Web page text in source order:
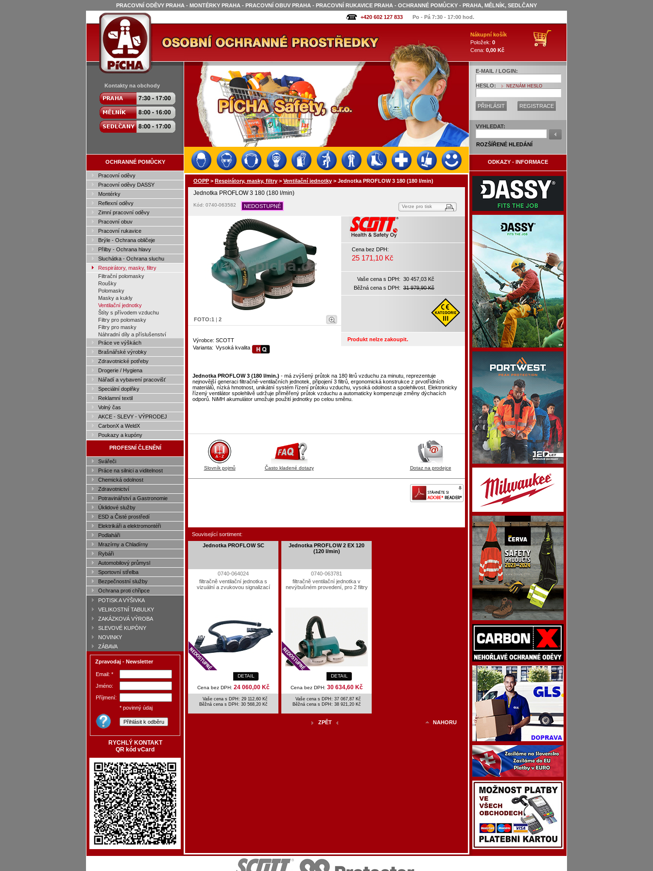
PRACOVNÍ ODĚVY PRAHA - MONTÉRKY PRAHA - PRACOVNÍ OBUV PRAHA - PRACOVNÍ RUKAVICE PRAHA - OCHRANNÉ POMŮCKY - PRAHA, MĚLNÍK, SEDLČANY
+420 602 127 833
Po - Pá 7:30 - 17:00 hod.
Kontakty na obchody
OCHRANNÉ POMŮCKY
Pracovní oděvy
Pracovní oděvy DASSY
Montérky
Reflexní oděvy
Zimní pracovní oděvy
Pracovní obuv
Pracovní rukavice
Brýle - Ochrana obličeje
Přilby - Ochrana hlavy
Sluchátka - Ochrana sluchu
Respirátory, masky, filtry
Filtrační polomasky
Roušky
Polomasky
Masky a kukly
Ventilační jednotky
Štíty s přívodem vzduchu
Filtry pro polomasky
Filtry pro masky
Náhradní díly a příslušenství
Práce ve výškách
Brašnářské výrobky
Zdravotnické potřeby
Drogerie / Hygiena
Nářadí a vybavení pracovišť
Speciální doplňky
Reklamní textil
Volný čas
AKCE - SLEVY - VÝPRODEJ
CarbonX a WeldX
Poukazy a kupóny
PROFESNÍ ČLENĚNÍ
Svářeči
Práce na silnici a viditelnost
Chemická odolnost
Zdravotnictví
Potravinářství a Gastronomie
Úklidové služby
ESD a Čisté prostředí
Elektrikáři a elektromontéři
Podlaháři
Mrazírny a Chladírny
Rybáři
Automobilový průmysl
Sportovní střelba
Bezpečnostní služby
Ochrana proti chřipce
POTISK A VÝŠIVKA
VELIKOSTNÍ TABULKY
ZAKÁZKOVÁ VÝROBA
SLEVOVÉ KUPÓNY
NOVINKY
ZÁBAVA
Zpravodaj - Newsletter
Email: *
Jméno:
Příjmení:
* povinný údaj
RYCHLÝ KONTAKT
QR kód vCard
OOPP > Respirátory, masky, filtry > Ventilační jednotky > Jednotka PROFLOW 3 180 (180 l/min)
Jednotka PROFLOW 3 180 (180 l/min)
Kód: 0740-063582 NEDOSTUPNÉ Verze pro tisk
FOTO:1 | 2
Cena bez DPH:
25 171,10 Kč
Vaše cena s DPH: 30 457,03 Kč
Běžná cena s DPH: 31 979,90 Kč
Výrobce: SCOTT
Varianta: Vysoká kvalita
Produkt nelze zakoupit.
Jednotka PROFLOW 3 (180 l/min.) - má zvýšený průtok na 180 litrů vzduchu za minutu, reprezentuje
nejnovější generaci filtračně-ventilačních jednotek, připojení 3 filtrů, ergonomická konstrukce z prvotřídních
materiálů, nízká hmotnost, unikátní systém řízení průtoku vzduchu, vysoká odolnost a spolehlivost. Elektronicky
řízený ventilátor spolehlivě udržuje přiměřený průtok vzduchu a automaticky kompenzuje změny dýchacích
odporů. NiMH akumulátor umožuje použití jednotky po celou směnu.
Slovník pojmů Často kladené dotazy Dotaz na prodejce
Související sortiment:
Jednotka PROFLOW SC
0740-064024
filtračně ventilační jednotka s
vizuální a zvukovou signalizací
DETAIL
Cena bez DPH: 24 060,00 Kč
Vaše cena s DPH: 29 112,60 Kč
Běžná cena s DPH: 30 568,20 Kč
Jednotka PROFLOW 2 EX 120
(120 l/min)
0740-063781
filtračně ventilační jednotka v
nevýbušném provedení, pro 2 filtry
DETAIL
Cena bez DPH: 30 634,60 Kč
Vaše cena s DPH: 37 067,87 Kč
Běžná cena s DPH: 38 921,20 Kč
ZPĚT NAHORU
Nákupní košík
Položek: 0
Cena: 0,00 Kč
E-MAIL / LOGIN:
HESLO: NEZNÁM HESLO
PŘIHLÁSIT REGISTRACE
VYHLEDAT:
ROZŠÍŘENÉ HLEDÁNÍ
ODKAZY - INFORMACE